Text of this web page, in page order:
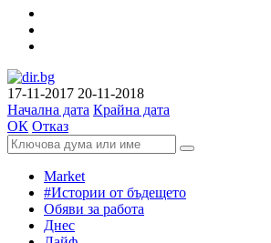
17-11-2017 20-11-2018
Начална дата Крайна дата
ОК Отказ
Market
#Истории от бъдещето
Обяви за работа
Днес